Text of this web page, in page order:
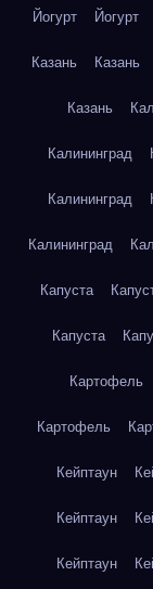
Йогурт Йогурт
Казань Казань
Казань
Калининград
Калининград
Калининград
Капуста
Капуста
Картофель
Картофель
Кейптаун
Кейптаун
Кейптаун